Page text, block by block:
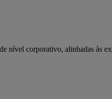
nível corporativo, alinhadas às